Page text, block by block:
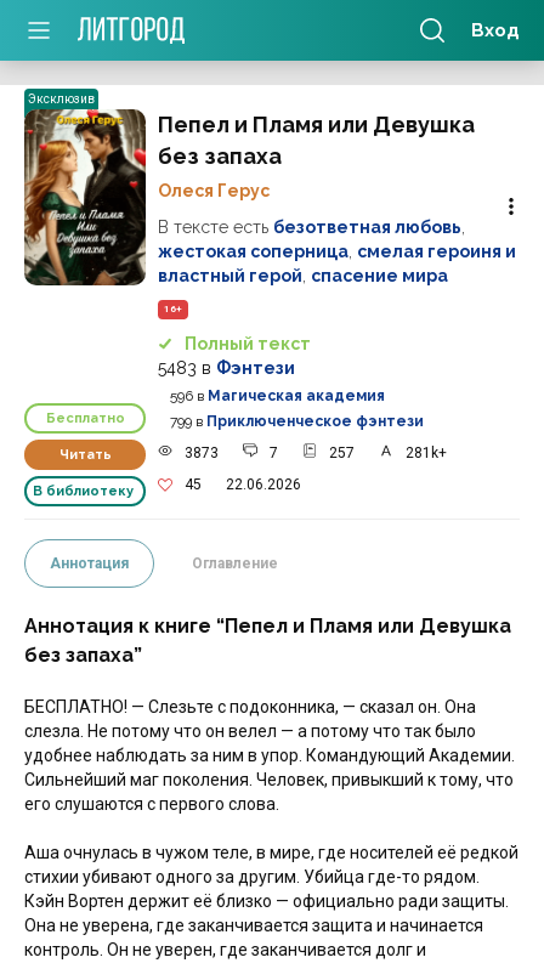
Эксклюзив
Бесплатно
Читать
В библиотеку
Пепел и Пламя или Девушка
без запаха
Олеся Герус
В тексте есть безответная любовь
жестокая соперница смелая героиня и
властный герой спасение мира
16+
Полный текст
5483 в Фэнтези
596 в Магическая академия
799 в Приключенческое фэнтези
3873
7 257
281k+
45
22.06.2026
Аннотация Оглавление
Аннотация к книге “Пепел и Пламя или Девушка
без запаха”
БЕСПЛАТНО! — Слезьте с подоконника, — сказал он. Она
слезла. Не потому что он велел — а потому что так было
удобнее наблюдать за ним в упор. Командующий Академии.
Сильнейший маг поколения. Человек, привыкший к тому, что
его слушаются с первого слова.
Аша очнулась в чужом теле, в мире, где носителей её редкой
стихии убивают одного за другим. Убийца где-то рядом.
Кэйн Вортен держит её близко — официально ради защиты.
Она не уверена, где заканчивается защита и начинается
контроль. Он не уверен, где заканчивается долг и
Вход